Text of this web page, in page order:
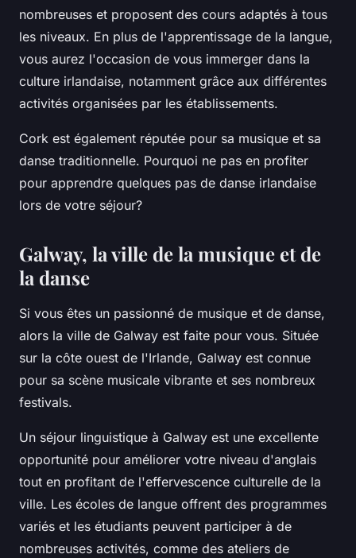
nombreuses et proposent des cours adaptés à tous
les niveaux. En plus de l'apprentissage de la langue,
vous aurez l'occasion de vous immerger dans la
culture irlandaise, notamment grâce aux différentes
activités organisées par les établissements.
Cork est également réputée pour sa musique et sa
danse traditionnelle. Pourquoi ne pas en profiter
pour apprendre quelques pas de danse irlandaise
lors de votre séjour?
Galway, la ville de la musique et de
la danse
Si vous êtes un passionné de musique et de danse,
alors la ville de Galway est faite pour vous. Située
sur la côte ouest de l'Irlande, Galway est connue
pour sa scène musicale vibrante et ses nombreux
festivals.
Un séjour linguistique à Galway est une excellente
opportunité pour améliorer votre niveau d'anglais
tout en profitant de l'effervescence culturelle de la
ville. Les écoles de langue offrent des programmes
variés et les étudiants peuvent participer à de
nombreuses activités, comme des ateliers de